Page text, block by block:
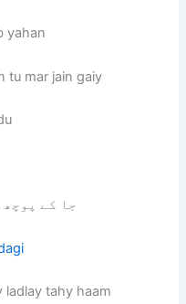
yahan
tu mar jain gaiy
جا کے پوچھ
ladlay tahy haam